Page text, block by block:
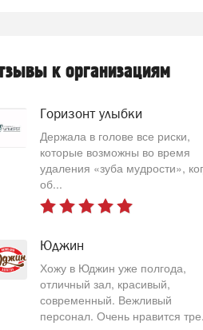
к организациям
Горизонт улыбки
Держала в голове все риски,
которые возможны во время
удаления «зуба мудрости»,
об...
Юджин
Хожу в Юджин уже полгода,
отличный зал, красивый,
современный. Вежливый
персонал. Очень нравится